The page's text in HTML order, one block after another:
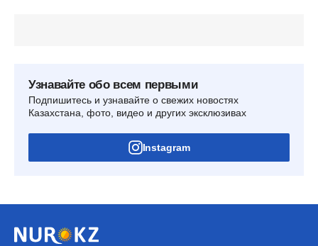
Узнавайте обо всем первыми
Подпишитесь и узнавайте о свежих новостях
Казахстана, фото, видео и других эксклюзивах
Instagram